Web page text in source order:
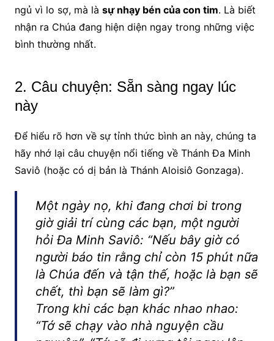
ngủ vì lo sợ, mà là sự nhạy bén của con tim. Là biết
nhận ra Chúa đang hiện diện ngay trong những việc
bình thường nhất.
2. Câu chuyện: Sẵn sàng ngay lúc
này
Để hiểu rõ hơn về sự tỉnh thức bình an này, chúng ta
hãy nhớ lại câu chuyện nổi tiếng về Thánh Đa Minh
Saviô (hoặc có dị bản là Thánh Aloisiô Gonzaga).
Một ngày nọ, khi đang chơi bi trong
giờ giải trí cùng các bạn, một người
hỏi Đa Minh Saviô: “Nếu bây giờ có
người báo tin rằng chỉ còn 15 phút nữa
là Chúa đến và tận thế, hoặc là bạn sẽ
chết, thì bạn sẽ làm gì?”
Trong khi các bạn khác nhao nhao:
“Tớ sẽ chạy vào nhà nguyện cầu